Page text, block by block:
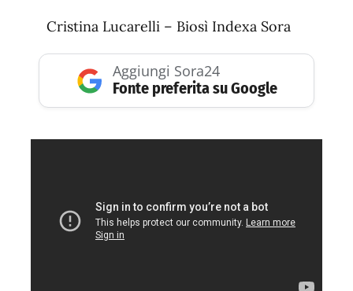
Cristina Lucarelli – Biosì Indexa Sora
Aggiungi Sora24
Fonte preferita su Google